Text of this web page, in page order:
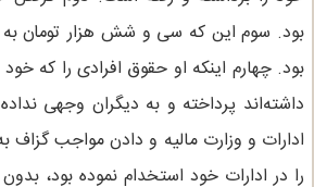
بود. سوم این که سی و شش هزار تومان به
بود. چهارم اینکه او حقوق افرادی را که
داشته‌اند پرداخته و به دیگران وجهی
ادارات و وزارت مالیه و دادن مواجب گزاف
را در ادارات خود استخدام نموده بود،